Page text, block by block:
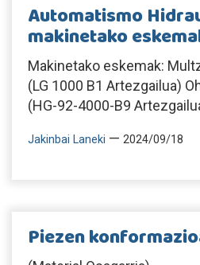
Automatismo
makinetako
Makinetako eskemak:
(LG 1000 B1 Artezgailua)
(HG-92-4000-B9
Jakinbai Laneki — 2024/09/18
Piezen